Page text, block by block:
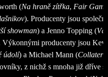
(Na hraně zítřka, Fair Game
). Producenty jsou
showman) a Jenno Topping (
Výkonnými producenty jsou
údolí) a Michael Mann (
z nichž s mnoha již dříve